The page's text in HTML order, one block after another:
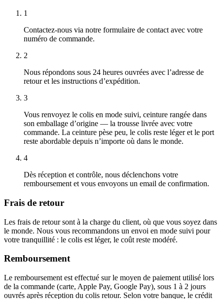
1
Contactez-nous via notre formulaire de contact avec votre
numéro de commande.
2
Nous répondons sous 24 heures ouvrées avec l’adresse de
retour et les instructions d’expédition.
3
Vous renvoyez le colis en mode suivi, ceinture rangée dans
son emballage d’origine — la trousse livrée avec votre
commande. La ceinture pèse peu, le colis reste léger et le port
reste abordable depuis n’importe où dans le monde.
4
Dès réception et contrôle, nous déclenchons votre
remboursement et vous envoyons un email de confirmation.
Frais de retour
Les frais de retour sont à la charge du client, où que vous soyez dans
le monde. Nous vous recommandons un envoi en mode suivi pour
votre tranquillité : le colis est léger, le coût reste modéré.
Remboursement
Le remboursement est effectué sur le moyen de paiement utilisé lors
de la commande (carte, Apple Pay, Google Pay), sous 1 à 2 jours
ouvrés après réception du colis retour. Selon votre banque, le crédit